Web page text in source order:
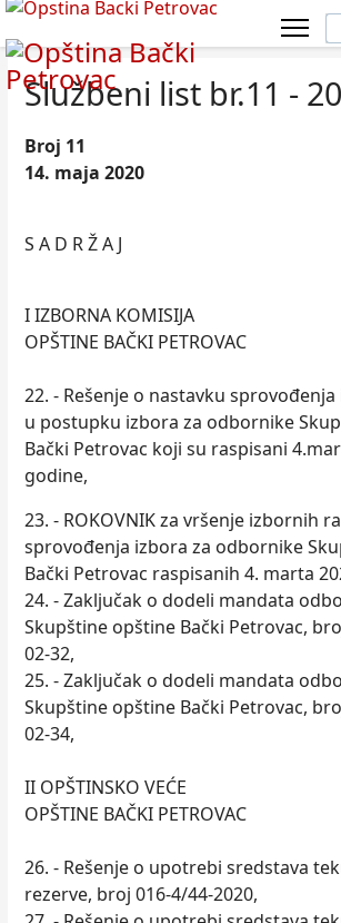
Službeni list br.11 -
Broj 11
14. maja 2020
S A D R Ž A J
I IZBORNA KOMISIJA
OPŠTINE BAČKI PETROVAC
22. - Rešenje o nastavku
u postupku izbora za odbornike
Bački Petrovac koji su raspisani
godine,
23. - ROKOVNIK za vršenje izbornih
sprovođenja izbora za odbornike
Bački Petrovac raspisanih 4. marta
24. - Zaključak o dodeli mandata
Skupštine opštine Bački Petrovac,
02-32,
25. - Zaključak o dodeli mandata
Skupštine opštine Bački Petrovac,
02-34,
II OPŠTINSKO VEĆE
OPŠTINE BAČKI PETROVAC
26. - Rešenje o upotrebi sredstava
rezerve, broj 016-4/44-2020,